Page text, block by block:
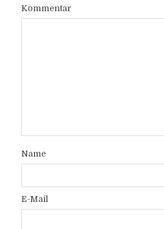
Kommentar
Name
E-Mail